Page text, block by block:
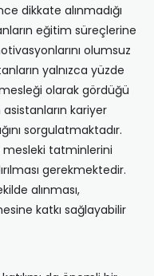
dikkate alınmadığı
eğitim süreçlerine
olumsuz
yalnızca yüzde
olarak gördüğü
kariyer
sorgulatmaktadır.
mesleki tatminlerini
gerekmektedir.
alınması,
katkı sağlayabilir